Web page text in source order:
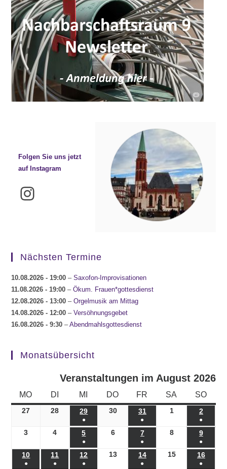
Folgen Sie uns jetzt
auf Instagram
Instagram
Nächsten Termine
10.08.2026 - 19:00 –Saxofon-Improvisationen
11.08.2026 - 19:00 –Ökum. Frauen*gottesdienst
12.08.2026 - 13:00 –Orgelmusik am Mittag
14.08.2026 - 12:00 –Versöhnungsgebet
16.08.2026 - 9:30 –Abendmahlsgottesdienst
Monatsübersicht
Veranstaltungen im August 2026
MO MONTAG
DI DIENSTAG
MI MITTWOCH
DO DONNERSTAG
FR FREITAG
SA SAMSTAG
SO
27 27.07.2026
28 28.07.2026
29 29.07.2026
●
(1
Veranstaltung)
3030.07.2026
3131.07.2026
●
(1
Veranstaltung)
101.08.2026
2
●
(1
3 03.08.2026
4 04.08.2026
5 05.08.2026
●
(1
Veranstaltung)
606.08.2026
707.08.2026
●
(1
Veranstaltung)
808.08.2026
9
●
(1
10 10.08.2026
●
11 11.08.2026
●
12 12.08.2026
●
1313.08.2026
1414.08.2026
●
1515.08.2026
16
●